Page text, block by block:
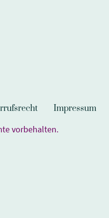
Impressum
vorbehalten.